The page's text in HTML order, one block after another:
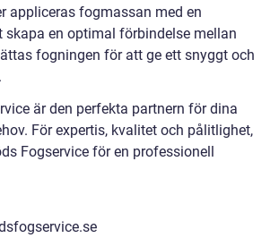
appliceras fogmassan med en
en optimal förbindelse mellan
fogningen för att ge ett snyggt och
är den perfekta partnern för dina
För expertis, kvalitet och pålitlighet,
Fogservice för en professionell